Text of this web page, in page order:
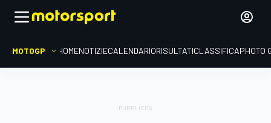
MOTOGP HOMENOTIZIECALENDARIORISULTATICLASSIFICAPHOTO